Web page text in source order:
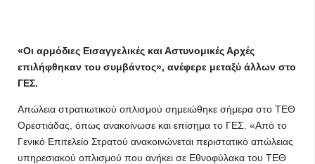
«Οι αρμόδιες Εισαγγελικές και Αστυνομικές Αρχές
επιλήφθηκαν του συμβάντος», ανέφερε μεταξύ άλλων στο
ΓΕΣ.
Απώλεια στρατιωτικού οπλισμού σημειώθηκε σήμερα στο ΤΕΘ
Ορεστιάδας, όπως ανακοίνωσε και επίσημα το ΓΕΣ. «Από το
Γενικό Επιτελείο Στρατού ανακοινώνεται περιστατικό απώλειας
υπηρεσιακού οπλισμού που ανήκει σε Εθνοφύλακα του ΤΕΘ